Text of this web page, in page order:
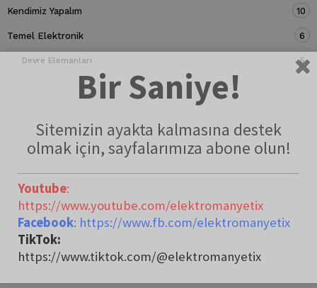
Kendimiz Yapalım 10
Temel Elektronik 6
Devre Elemanları 5
Bir Saniye!
Sitemizin ayakta kalmasına destek
olmak için, sayfalarımıza abone olun!
Youtube:
https://www.youtube.com/elektromanyetix
Facebook: https://www.fb.com/elektromanyetix
TikTok:
https://www.tiktok.com/@elektromanyetix